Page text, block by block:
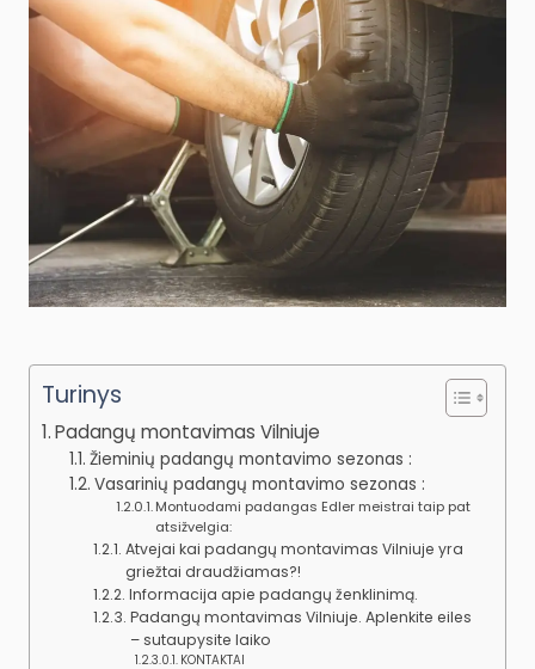
Turinys
Padangų montavimas Vilniuje
Žieminių padangų montavimo sezonas :
Vasarinių padangų montavimo sezonas :
Montuodami padangas Edler meistrai taip pat
atsižvelgia:
Atvejai kai padangų montavimas Vilniuje yra
griežtai draudžiamas?!
Informacija apie padangų ženklinimą.
Padangų montavimas Vilniuje. Aplenkite eiles
– sutaupysite laiko
KONTAKTAI